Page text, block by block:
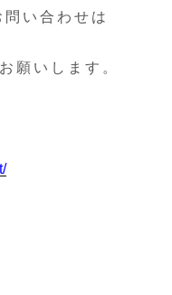
い合わせは
願いします。